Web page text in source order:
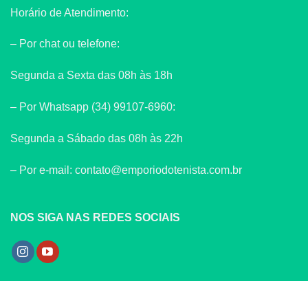
Horário de Atendimento:
– Por chat ou telefone:
Segunda a Sexta das 08h às 18h
– Por Whatsapp (34) 99107-6960:
Segunda a Sábado das 08h às 22h
– Por e-mail: contato@emporiodotenista.com.br
NOS SIGA NAS REDES SOCIAIS